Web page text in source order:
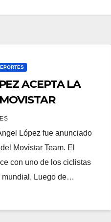
ACEPTA LA
López fue anunciado
Movistar Team. El
con uno de los ciclistas
mundial. Luego de…